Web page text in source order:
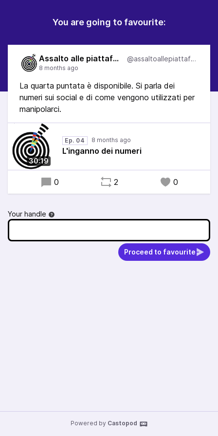
You are going to favourite:
Assalto alle piattaforme @assaltoallepiattaforme
La quarta puntata è disponibile. Si parla dei
numeri sui social e di come vengono utilizzati per
manipolarci.
30:19
Ep. 04
L'inganno dei numeri
0 2 0
Your handle
Proceed to favourite
Powered by Castopod